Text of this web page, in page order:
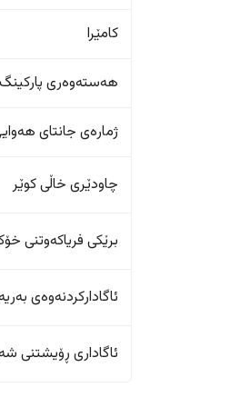
کامێرا
هەستەوەری پارکینگ
ژمارەی جانتای
چاودێری خاڵی کوێر
برێکی فریاکەوتنی
ئاگادارکردنەوەی
ئاگاداری ڕۆیشتنی